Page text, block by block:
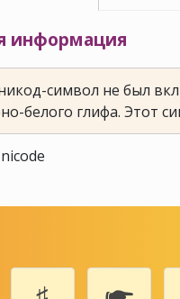
информация
символ не был
белого глифа. Этот